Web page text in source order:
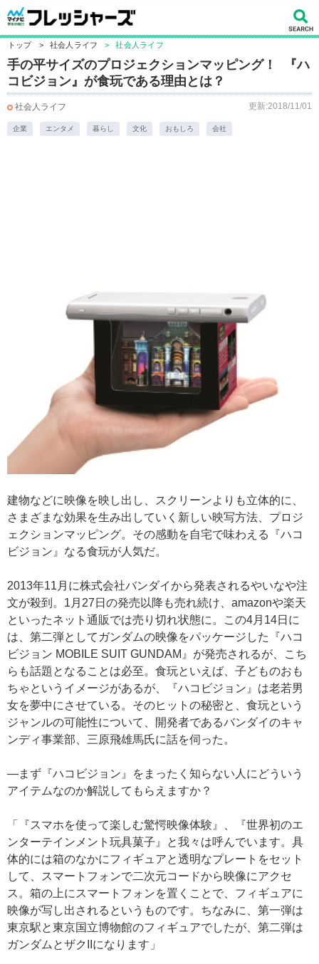
トップ > 社会人ライフ > 社会人ライフ
手の平サイズのプロジェクションマッピング！ 『ハ
コビジョン』が食玩である理由とは？
社会人ライフ 更新:2018/11/01
企業 エンタメ 暮らし 文化 おもしろ 会社
建物などに映像を映し出し、スクリーンよりも立体的に、
さまざまな効果を生み出していく新しい映写方法、プロジ
ェクションマッピング。その感動を自宅で味わえる『ハコ
ビジョン』なる食玩が人気だ。
2013年11月に株式会社バンダイから発表されるやいなや注
文が殺到。1月27日の発売以降も売れ続け、amazonや楽天
といったネット通販では売り切れ状態に。この4月14日に
は、第二弾としてガンダムの映像をパッケージした『ハコ
ビジョン MOBILE SUIT GUNDAM』が発売されるが、こち
らも話題となることは必至。食玩といえば、子どものおも
ちゃというイメージがあるが、『ハコビジョン』は老若男
女を夢中にさせている。そのヒットの秘密と、食玩という
ジャンルの可能性について、開発者であるバンダイのキャ
ンディ事業部、三原飛雄馬氏に話を伺った。
—まず『ハコビジョン』をまったく知らない人にどういう
アイテムなのか解説してもらえますか？
「『スマホを使って楽しむ驚愕映像体験』、『世界初のエ
ンターテインメント玩具菓子』と我々は呼んでいます。具
体的には箱のなかにフィギュアと透明なプレートをセット
して、スマートフォンで二次元コードから映像にアクセ
ス。箱の上にスマートフォンを置くことで、フィギュアに
映像が写し出されるというものです。ちなみに、第一弾は
東京駅と東京国立博物館のフィギュアでしたが、第二弾は
ガンダムとザクIIになります」